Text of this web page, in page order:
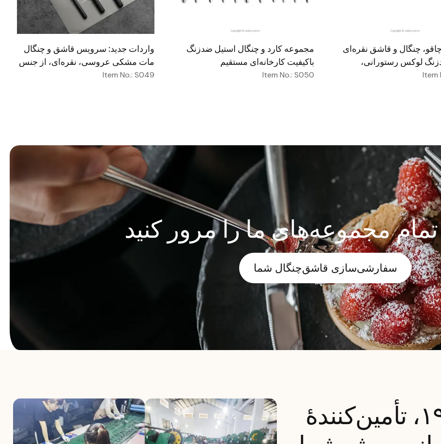
چنگال و قاشق نقره‌ای
لوکس رستورانی،
عمده‌فروشی، برای Item
مجموعه کارد و چنگال استیل ضدزنگ
باکیفیت کارخانه‌ای مستقیم
Item No.: S050
واردات جدید: سرویس قاشق و چنگال
مات مشکی عروسی، نقره‌ای، از جنس
فولاد ضدزنگ
Item No.: S049
مجموعه‌های ما را مرور کنید
سفارشی‌سازی قاشق‌چنگال شما
IDEAL – از سال ۱۹۹۸، تأمین‌کنندهٔ